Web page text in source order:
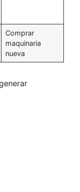
Comprar
maquinaria
nueva